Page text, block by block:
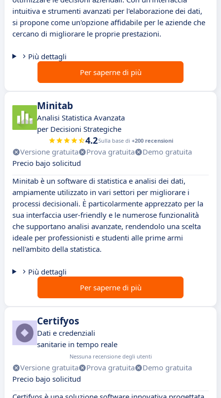
intuitiva e strumenti avanzati per l'elaborazione dei dati,
si propone come un'opzione affidabile per le aziende che
cercano di migliorare le proprie prestazioni.
Più dettagli
Per saperne di più
Minitab
Analisi Statistica Avanzata
per Decisioni Strategiche
4.2Sulla base di +200 recensioni
Versione gratuita Prova gratuita
Demo gratuita
Precio bajo solicitud
Minitab è un software di statistica e analisi dei dati,
ampiamente utilizzato in vari settori per migliorare i
processi decisionali. È particolarmente apprezzato per la
sua interfaccia user-friendly e le numerose funzionalità
che supportano analisi avanzate, rendendolo una scelta
ideale per professionisti e studenti alle prime armi
nell'ambito della statistica.
Più dettagli
Per saperne di più
Certifyos
Dati e credenziali
sanitarie in tempo reale
Nessuna recensione degli utenti
Versione gratuita Prova gratuita
Demo gratuita
Precio bajo solicitud